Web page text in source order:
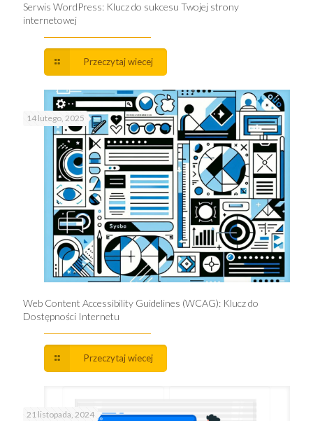
Serwis WordPress: Klucz do sukcesu Twojej strony
internetowej
Przeczytaj wiecej
14 lutego, 2025
Web Content Accessibility Guidelines (WCAG): Klucz do
Dostępności Internetu
Przeczytaj wiecej
21 listopada, 2024